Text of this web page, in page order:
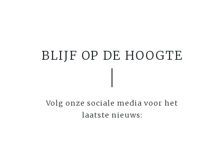
BLIJF OP DE HOOGTE
Volg onze sociale media voor het
laatste nieuws: